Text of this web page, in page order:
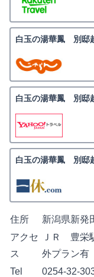
白玉の湯華鳳 別邸
白玉の湯華鳳 別邸
白玉の湯華鳳 別邸
住所
新潟県新発
アクセ
ス
ＪＲ 豊栄
外プラン有
Tel
0254-32-